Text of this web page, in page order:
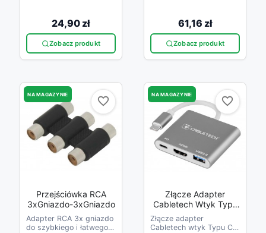
24,90 zł
Zobacz produkt
61,16 zł
Zobacz produkt
NA MAGAZYNIE
favorite_border
Przejściówka RCA
3xGniazdo-3xGniazdo
Adapter RCA 3x gniazdo
do szybkiego i łatwego
favorite_border
NA MAGAZYNIE
favorite_border
Złącze Adapter
Cabletech Wtyk Typu
C - G Niazda USB 3.0
HDMI 2.0 Typu C
Złącze adapter
Cabletech wtyk Typu C -
favorite_border